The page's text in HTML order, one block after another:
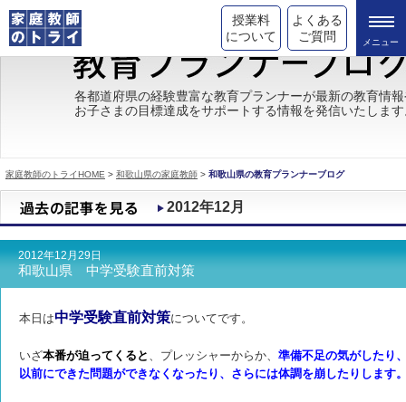
授業料
について
よくある
ご質問
トライの教育理念
成績が上がる理由
都道府県別情報
合格体験談
キャンペーン情報
各都道府県の経験豊富な教育プランナーが最新の教育情
お子さまの目標達成をサポートする情報を発信いたしま
家庭教師のトライHOME > 和歌山県の家庭教師 > 和歌山県の教育プランナーブログ
2012年12月
2012年12月29日
和歌山県 中学受験直前対策
本日は中学受験直前対策についてです。
いざ本番が迫ってくると 、プレッシャーからか、 準備不足の気がしたり
以前にできた問題ができなくなったり、さらには体調を崩したりします